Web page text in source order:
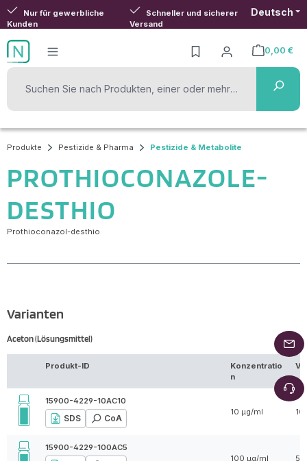
Zum Hauptinhalt springen
Nur für gewerbliche
Kunden
Schneller und sicherer
Versand
Deutsch
0,00 €
Warenkorb
Produkte Pestizide & Pharma Pestizide & Metabolite
PROTHIOCONAZOLE-
DESTHIO
Prothioconazol-desthio
Varianten
Aceton (Lösungsmittel)
Produkt-ID
Konzentratio
n
15900-4229-10AC10
SDS CoA
10 µg/ml 10
15900-4229-100AC5
100 µg/ml 5